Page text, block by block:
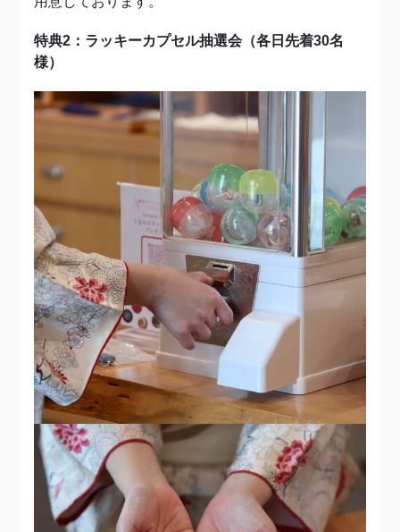
特典2：ラッキーカプセル抽選会（各日先着30名
様）